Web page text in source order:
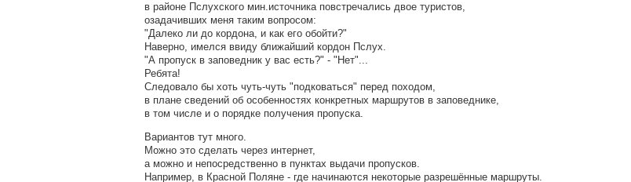
в районе Пслухского мин.источника повстречались двое туристов,
озадачивших меня таким вопросом:
"Далеко ли до кордона, и как его обойти?"
Наверно, имелся ввиду ближайший кордон Пслух.
"А пропуск в заповедник у вас есть?" - "Нет"...
Ребята!
Следовало бы хоть чуть-чуть "подковаться" перед походом,
в плане сведений об особенностях конкретных маршрутов в заповеднике,
в том числе и о порядке получения пропуска.
Вариантов тут много.
Можно это сделать через интернет,
а можно и непосредственно в пунктах выдачи пропусков.
Например, в Красной Поляне - где начинаются некоторые разрешённые маршруты.